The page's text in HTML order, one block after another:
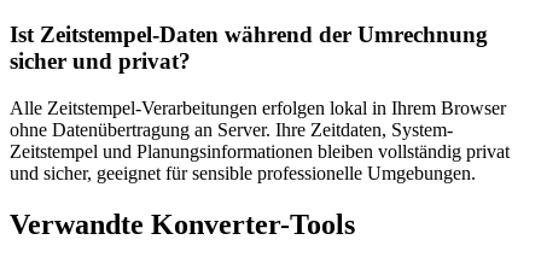
Ist Zeitstempel-Daten während der Umrechnung
sicher und privat?
Alle Zeitstempel-Verarbeitungen erfolgen lokal in Ihrem Browser
ohne Datenübertragung an Server. Ihre Zeitdaten, System-
Zeitstempel und Planungsinformationen bleiben vollständig privat
und sicher, geeignet für sensible professionelle Umgebungen.
Verwandte Konverter-Tools